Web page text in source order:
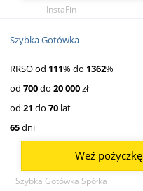
InstaFin
Szybka Gotówka
RRSO od 111% do 1362%
od 700do 20 000zł
od 21 do 70 lat
65dni
Szybka Gotówka Spółka
Weź pożyczkę